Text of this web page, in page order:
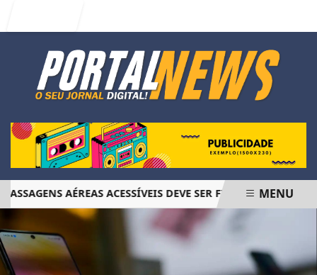
AÉREAS ACESSÍVEIS DEVE SER FINALIZADO EM JUNHO
EM ALTA
MENU